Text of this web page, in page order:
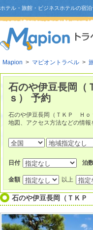
ホテル・旅館・ビジネスホテルの宿
Mapion > マピオントラベル >
石のや伊豆長岡
ｓ） 予約
石のや伊豆長岡（ＴＫＰ Ｈ
地図、アクセス方法などの情報
日付 泊
金額 以上
石のや伊豆長岡（ＴＫ